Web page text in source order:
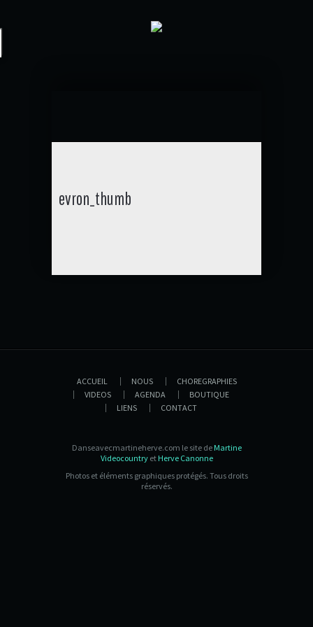
evron_thumb
ACCUEIL NOUS
CHOREGRAPHIES
VIDEOS
AGENDA
BOUTIQUE
LIENS
CONTACT
Danseavecmartineherve.com le site de Martine
Videocountryet Herve Canonne
Photos et éléments graphiques protégés. Tous droits
réservés.